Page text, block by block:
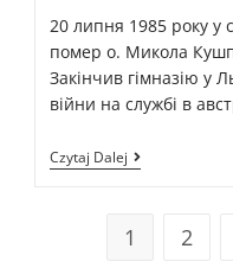
20 липня 1985 року у
помер о. Микола
Закінчив гімназію у
війни на службі в
Czytaj Dalej
1 2